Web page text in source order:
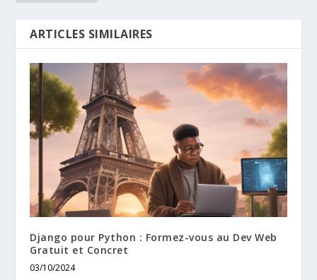
ARTICLES SIMILAIRES
Django pour Python : Formez-vous au Dev Web
Gratuit et Concret
03/10/2024